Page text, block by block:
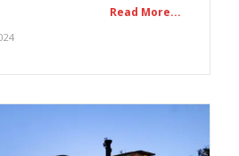
Read More...